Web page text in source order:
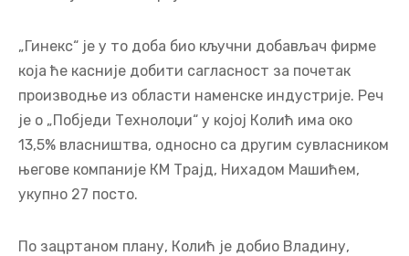
„Гинекс“ је у то доба био кључни добављач фирме
која ће касније добити сагласност за почетак
производње из области наменске индустрије. Реч
је о „Побједи Технолоџи“ у којој Колић има око
13,5% власништва, односно са другим сувласником
његове компаније КМ Трајд, Нихадом Машићем,
укупно 27 посто.
По зацртаном плану, Колић је добио Владину,